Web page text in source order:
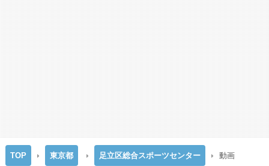
TOP 東京都 足立区総合スポーツセンター 動画